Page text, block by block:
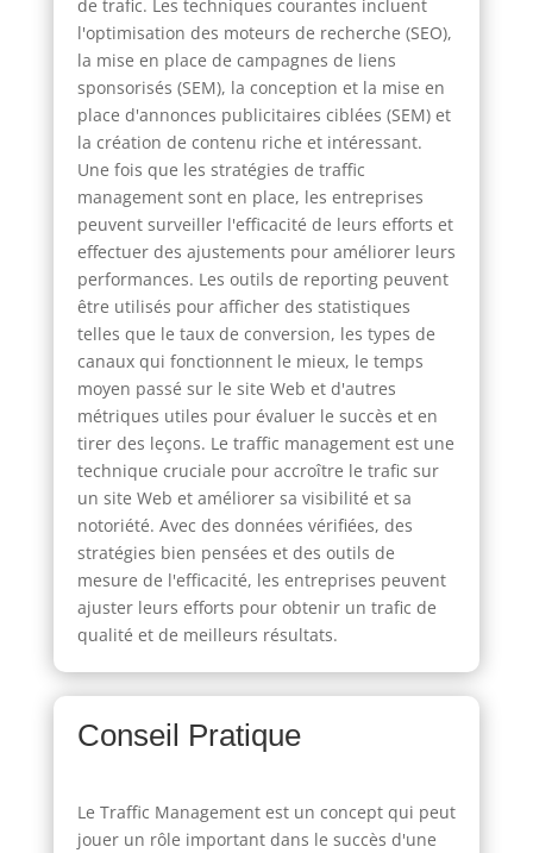
de trafic. Les techniques courantes incluent
l'optimisation des moteurs de recherche (SEO),
la mise en place de campagnes de liens
sponsorisés (SEM), la conception et la mise en
place d'annonces publicitaires ciblées (SEM) et
la création de contenu riche et intéressant.
Une fois que les stratégies de traffic
management sont en place, les entreprises
peuvent surveiller l'efficacité de leurs efforts et
effectuer des ajustements pour améliorer leurs
performances. Les outils de reporting peuvent
être utilisés pour afficher des statistiques
telles que le taux de conversion, les types de
canaux qui fonctionnent le mieux, le temps
moyen passé sur le site Web et d'autres
métriques utiles pour évaluer le succès et en
tirer des leçons. Le traffic management est une
technique cruciale pour accroître le trafic sur
un site Web et améliorer sa visibilité et sa
notoriété. Avec des données vérifiées, des
stratégies bien pensées et des outils de
mesure de l'efficacité, les entreprises peuvent
ajuster leurs efforts pour obtenir un trafic de
qualité et de meilleurs résultats.
Conseil Pratique
Le Traffic Management est un concept qui peut
jouer un rôle important dans le succès d'une